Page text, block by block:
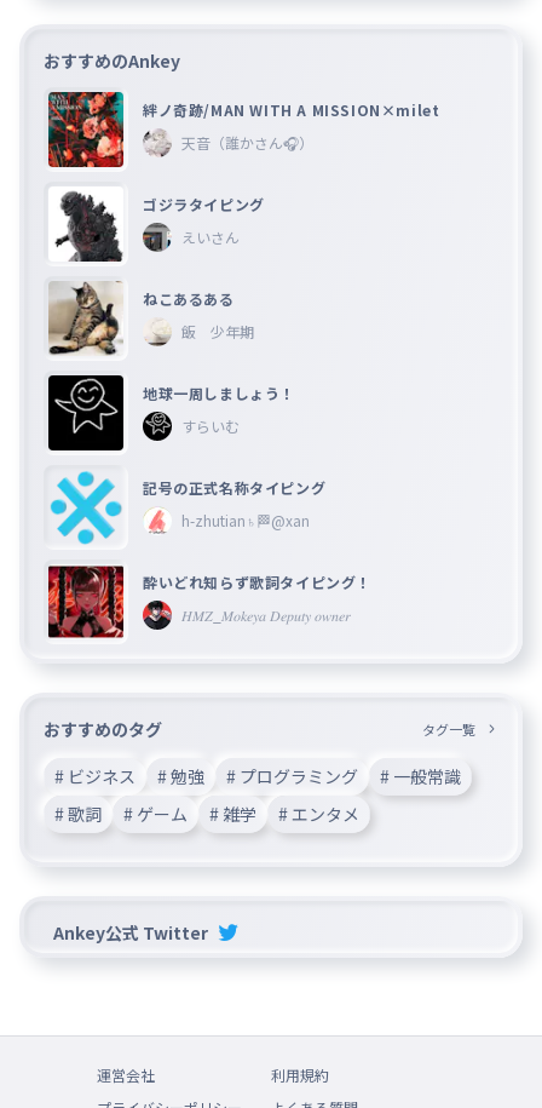
おすすめのAnkey
絆ノ奇跡/MAN WITH A MISSION×milet
天音（誰かさん🎧）
ゴジラタイピング
えいさん
ねこあるある
飯 少年期
地球一周しましょう！
すらいむ
記号の正式名称タイピング
h-zhutian♄🏁@xan
酔いどれ知らず歌詞タイピング！
𝐻𝑀𝑍_𝑀𝑜𝑘𝑒𝑦𝑎 𝐷𝑒𝑝𝑢𝑡𝑦 𝑜𝑤𝑛𝑒𝑟
おすすめのタグ タグ一覧
# ビジネス # 勉強 # プログラミング
# 一般常識
# 歌詞
# ゲーム # 雑学 # エンタメ
Ankey公式 Twitter
運営会社
利用規約